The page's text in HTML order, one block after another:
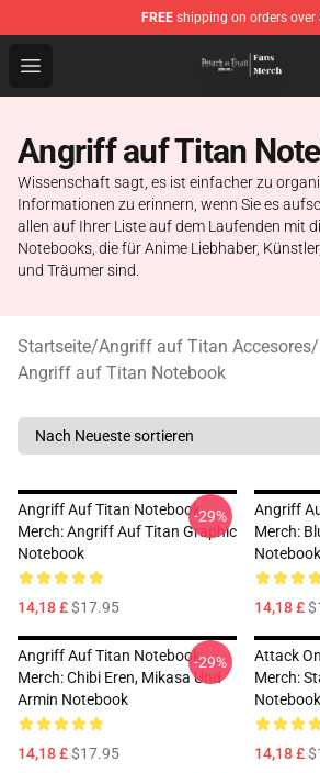
FREE shipping on orders over
Open menu
Attack On Titan Store - Official
Angriff auf Titan
Wissenschaft sagt, es ist einfacher zu
Informationen zu erinnern, wenn Sie es
allen auf Ihrer Liste auf dem Laufenden mit
Notebooks, die für Anime Liebhaber,
und Träumer sind.
Startseite/Angriff auf Titan Accesores/
Angriff auf Titan Notebook
Angriff Auf Titan Notebook
Merch: Angriff Auf Titan Graphic
Notebook
14,18 £$17.95
-29%
Angriff
Merch:
Notebook
14,18 £
Angriff Auf Titan Notebook
Merch: Chibi Eren, Mikasa Und
Armin Notebook
14,18 £$17.95
-29%
Attack
Merch:
Notebook
14,18 £